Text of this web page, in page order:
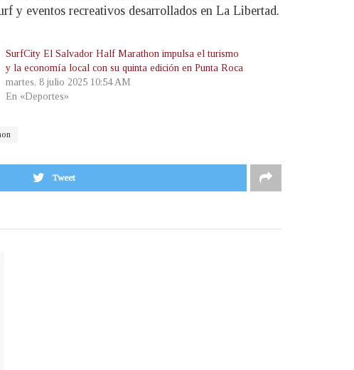
y eventos recreativos desarrollados en La Libertad.
SurfCity El Salvador Half Marathon impulsa el turismo
y la economía local con su quinta edición en Punta Roca
martes, 8 julio 2025 10:54 AM
En «Deportes»
Tweet